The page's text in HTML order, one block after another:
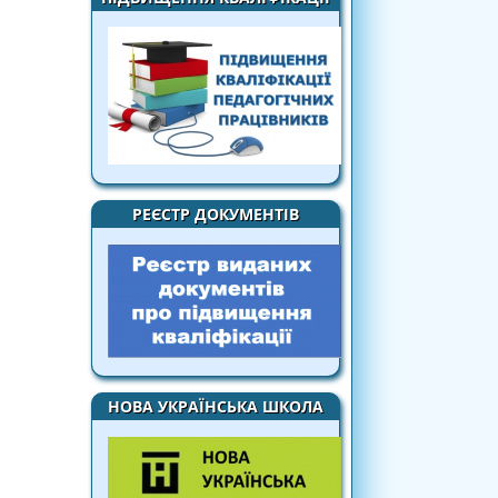
РЕЄСТР ДОКУМЕНТІВ
НОВА УКРАЇНСЬКА ШКОЛА